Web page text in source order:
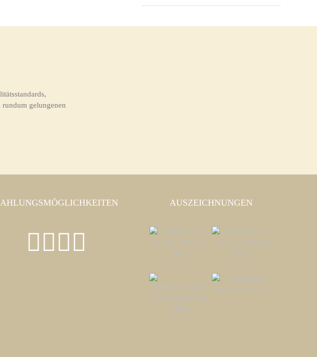
gelungenen
AUSZEICHNUNGEN